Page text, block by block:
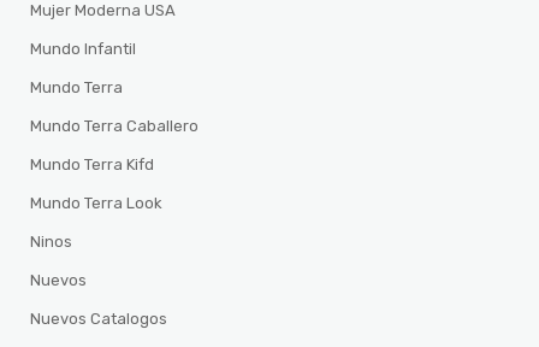
Mujer Moderna USA
Mundo Infantil
Mundo Terra
Mundo Terra Caballero
Mundo Terra Kifd
Mundo Terra Look
Ninos
Nuevos
Nuevos Catalogos